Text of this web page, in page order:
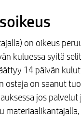
on oikeus
kuluessa syitä
14 päivän
ostaja on saanut
jos